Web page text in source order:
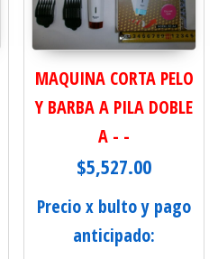
MAQUINA CORTA PELO
Y BARBA A PILA DOBLE
A - -
$5,527.00
Precio x bulto y pago
anticipado: